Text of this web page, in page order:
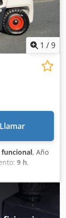
V Batería Ah:
fabricación de
de la batería:
no requiere1 /9
Llamar
, Año
9 h,
2.350